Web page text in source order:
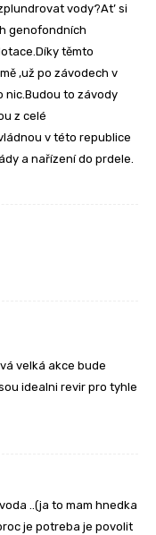
vody?At’ si
genofondních
těmto
,už po závodech v
nic.Budou to závody
z celé
v této republice
a nařízení do prdele.
velká akce bude
idealni revir pro tyhle
..(ja to mam hnedka
je potreba je povolit